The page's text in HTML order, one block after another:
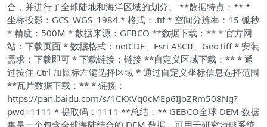
合，并进行了全球陆地和海洋区域的划分。 **数据特点：** *
坐标投影：GCS_WGS_1984 * 格式：.tif * 空间分辨率：15 弧秒
* 精度：500M * 数据来源：GEBCO **数据下载：** * 官方网
站：下载页面 * 数据格式：netCDF、Esri ASCII、GeoTiff * 安装
需求：下载即可 * 下载链接：链接 **自定义区域下载：** * 通
过按住 Ctrl 加鼠标左键选择区域 * 通过自定义坐标信息选择范围
**瓦片数据下载：** * 链接：
https://pan.baidu.com/s/1CKXVq0cMEp6IJoZRm508Ng?
pwd=1111 * 提取码：1111 **总结：** GEBCO全球 DEM 数据
集是一个包含全球海陆结合的 DEM 数据，可用于研究地球系统